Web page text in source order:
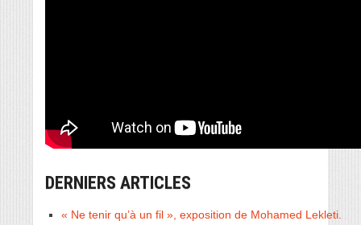
DERNIERS ARTICLES
« Ne tenir qu’à un fil », exposition de Mohamed Lekleti.